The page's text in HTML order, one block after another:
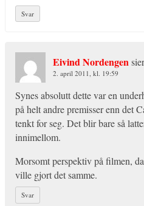
Svar
Eivind Nordengen
2. april 2011, kl. 19:59
Synes absolutt dette var en
på helt andre premisser enn det
tenkt for seg. Det blir bare så
innimellom.
Morsomt perspektiv på filmen,
ville gjort det samme.
Svar